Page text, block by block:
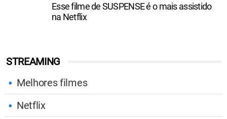
STREAMING
Melhores filmes
Netflix
Esse filme de SUSPENSE é o mais assistido
na Netflix